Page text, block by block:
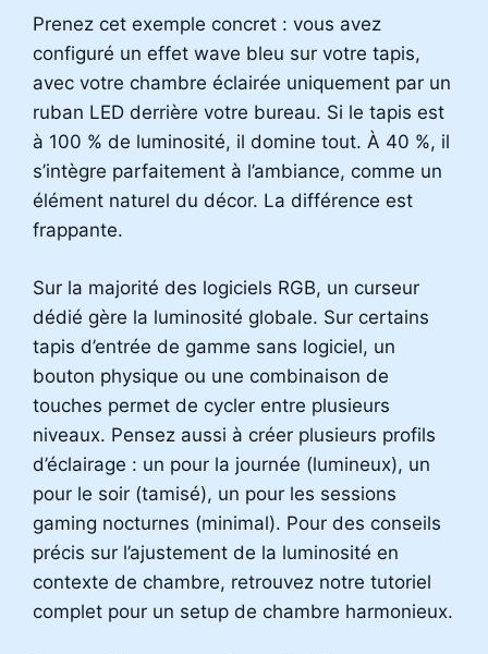
Prenez cet exemple concret : vous avez
configuré un effet wave bleu sur votre tapis,
avec votre chambre éclairée uniquement par un
ruban LED derrière votre bureau. Si le tapis est
à 100 % de luminosité, il domine tout. À 40 %, il
s’intègre parfaitement à l’ambiance, comme un
élément naturel du décor. La différence est
frappante.
Sur la majorité des logiciels RGB, un curseur
dédié gère la luminosité globale. Sur certains
tapis d’entrée de gamme sans logiciel, un
bouton physique ou une combinaison de
touches permet de cycler entre plusieurs
niveaux. Pensez aussi à créer plusieurs profils
d’éclairage : un pour la journée (lumineux), un
pour le soir (tamisé), un pour les sessions
gaming nocturnes (minimal). Pour des conseils
précis sur l’ajustement de la luminosité en
contexte de chambre, retrouvez notre tutoriel
complet pour un setup de chambre harmonieux.